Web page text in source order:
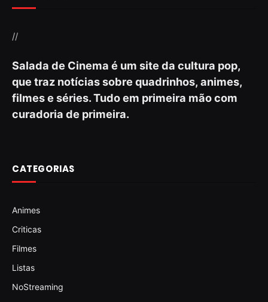
//
Salada de Cinema é um site da cultura pop,
que traz notícias sobre quadrinhos, animes,
filmes e séries. Tudo em primeira mão com
curadoria de primeira.
CATEGORIAS
Animes
Criticas
Filmes
Listas
NoStreaming